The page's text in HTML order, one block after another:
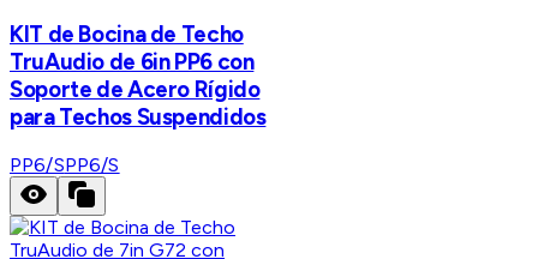
KIT de Bocina de Techo
TruAudio de 6in PP6 con
Soporte de Acero Rígido
para Techos Suspendidos
PP6/SPP6/S